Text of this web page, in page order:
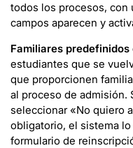
todos los procesos, con
campos aparecen y
Familiares
estudiantes que se
que proporcionen
al proceso de admisión.
seleccionar «No quiero
obligatorio, el sistema
formulario de